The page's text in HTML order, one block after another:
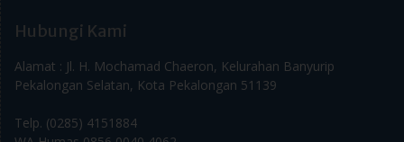
Hubungi Kami
Alamat : Jl. H. Mochamad Chaeron, Kelurahan Banyurip
Pekalongan Selatan, Kota Pekalongan 51139
Telp. (0285) 4151884